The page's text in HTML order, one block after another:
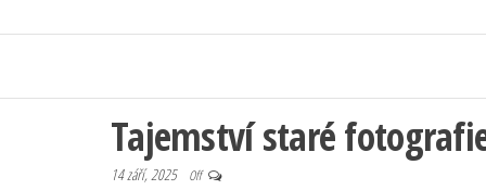
Tajemství staré
14 září, 2025 Off